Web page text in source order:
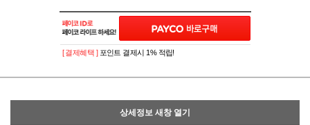
이벤트페이포인트 적립 혜택 2배 UP!
[ 결제혜택 ] 포인트 결제시 1% 적립!
상세정보 새창 열기